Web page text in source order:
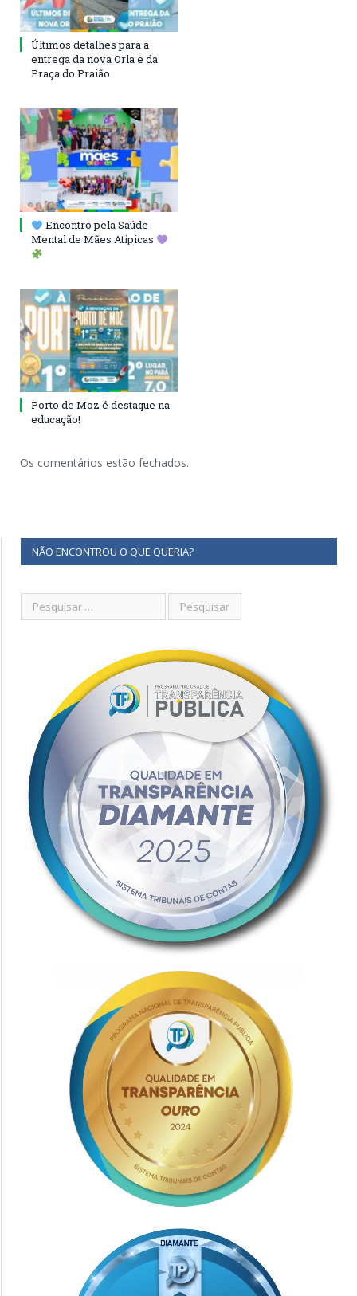
Últimos detalhes para a
entrega da nova Orla e da
Praça do Praião
Encontro pela Saúde
Mental de Mães Atípicas
Porto de Moz é destaque na
educação!
Os comentários estão fechados.
NÃO ENCONTROU O QUE QUERIA?